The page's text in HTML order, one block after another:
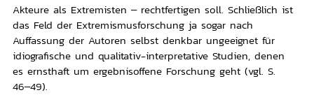
Akteure als Extremisten – rechtfertigen soll. Schließlich ist
das Feld der Extremismusforschung ja sogar nach
Auffassung der Autoren selbst denkbar ungeeignet für
idiografische und qualitativ-interpretative Studien, denen
es ernsthaft um ergebnisoffene Forschung geht (vgl. S.
46–49).